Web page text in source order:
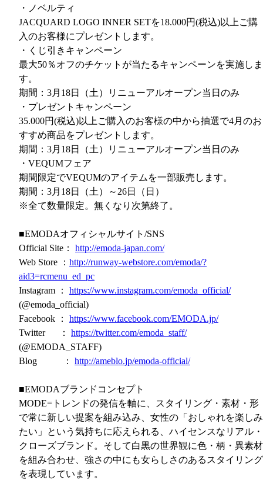
・ノベルティ
JACQUARD LOGO INNER SETを18.000円(税込)以上ご購
入のお客様にプレゼントします。
・くじ引きキャンペーン
最大50％オフのチケットが当たるキャンペーンを実施しま
す。
期間：3月18日（土）リニューアルオープン当日のみ
・プレゼントキャンペーン
35.000円(税込)以上ご購入のお客様の中から抽選で4月のお
すすめ商品をプレゼントします。
期間：3月18日（土）リニューアルオープン当日のみ
・VEQUMフェア
期間限定でVEQUMのアイテムを一部販売します。
期間：3月18日（土）～26日（日）
※全て数量限定。無くなり次第終了。
■EMODAオフィシャルサイト/SNS
Official Site： http://emoda-japan.com/
Web Store ： http://runway-webstore.com/emoda/?
aid3=rcmenu_ed_pc
Instagram ： https://www.instagram.com/emoda_official/
(@emoda_official)
Facebook ： https://www.facebook.com/EMODA.jp/
Twitter ： https://twitter.com/emoda_staff/
(@EMODA_STAFF)
Blog ： http://ameblo.jp/emoda-official/
■EMODAブランドコンセプト
MODE=トレンドの発信を軸に、スタイリング・素材・形
で常に新しい提案を組み込み、女性の「おしゃれを楽しみ
たい」という気持ちに応えられる、ハイセンスなリアル・
クローズブランド。そして白黒の世界観に色・柄・異素材
を組み合わせ、強さの中にも女らしさのあるスタイリング
を表現しています。